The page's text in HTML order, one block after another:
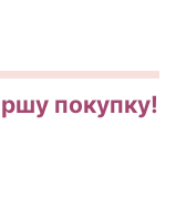
покупку!